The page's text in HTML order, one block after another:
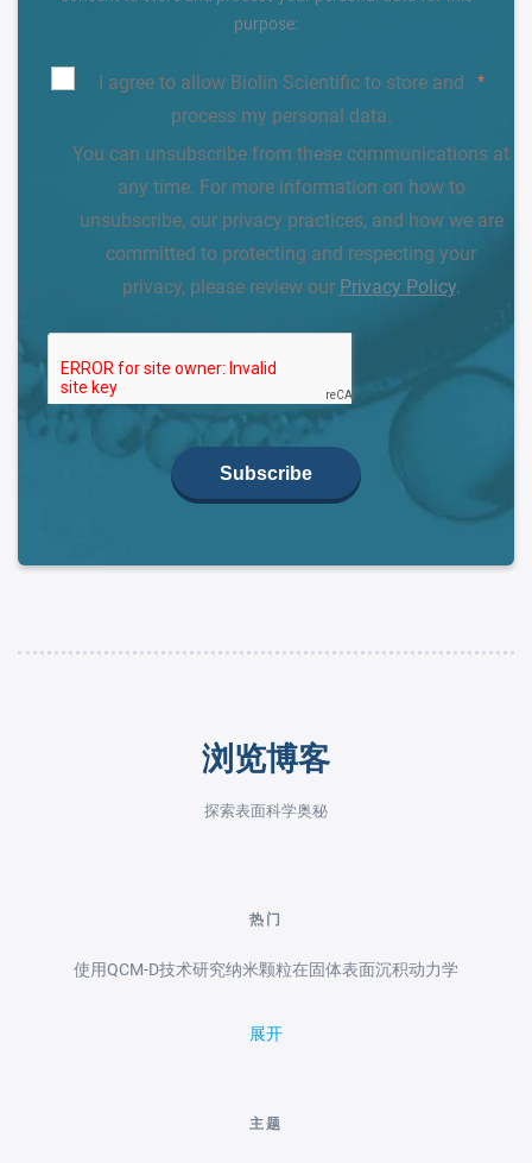
purpose:
I agree to allow Biolin Scientific to store and
process my personal data.
*
You can unsubscribe from these communications at
any time. For more information on how to
unsubscribe, our privacy practices, and how we are
committed to protecting and respecting your
privacy, please review our Privacy Policy.
浏览博客
探索表面科学奥秘
热门
使用QCM-D技术研究纳米颗粒在固体表面沉积动力学
展开
主题